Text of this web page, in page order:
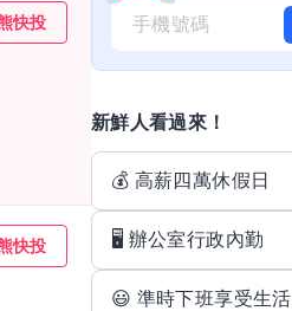
快投
快投
新鮮人看過來！
💰 高薪四萬休假日
🖥️ 辦公室行政內勤
😃 準時下班享受生活